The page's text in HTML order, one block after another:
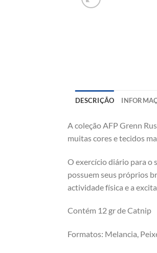
DESCRIÇÃO
A coleção AFP Grenn
muitas cores e tecidos
O exercício diário para o
possuem seus próprios
actividade física e a
Contém 12 gr de Catnip
Formatos: Melancia,